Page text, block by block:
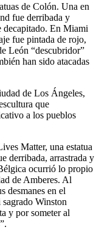
de Colón. Una en
fue derribada y
decapitado. En Miami
fue pintada de rojo,
León “descubridor”
han sido atacadas
de Los Ángeles,
que
a los pueblos
Matter, una estatua
derribada, arrastrada y
ocurrió lo propio
de Amberes. Al
desmanes en el
Winston
y por someter al